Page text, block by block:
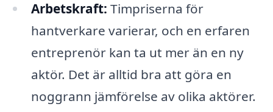
Arbetskraft: Timpriserna för
hantverkare varierar, och en erfaren
entreprenör kan ta ut mer än en ny
aktör. Det är alltid bra att göra en
noggrann jämförelse av olika aktörer.